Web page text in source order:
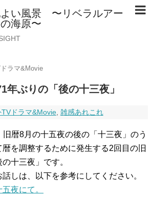
い風景 〜リベラルアー
海原〜
ラマ&Movie
ぶりの「後の十三夜」
TVドラマ&Movie, 雑感あれこれ
暦8月の十五夜の後の「十三夜」のう
を調整するために発生する2回目の旧
十三夜」です。
しは、以下を参考にしてください。
夜にて。